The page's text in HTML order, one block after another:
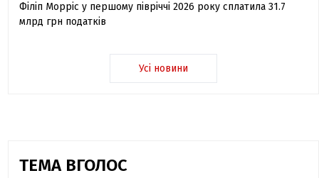
Філіп Морріс у першому півріччі 2026 року сплатила 31.7
млрд грн податків
Усі новини
ТЕМА ВГОЛОС